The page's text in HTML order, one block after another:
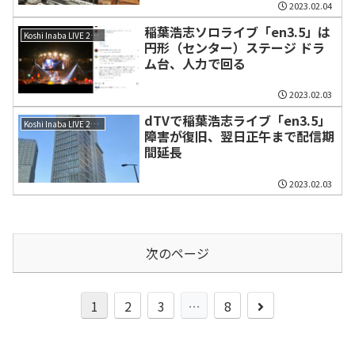
2023.02.04
Koshi Inaba LIVE 2023 〜en3.5〜
稲葉浩志ソロライブ「en3.5」は
円形（センター）ステージ ドラ
ム台、人力で回る
2023.02.03
Koshi Inaba LIVE 2023 〜en3.5〜
dTVで稲葉浩志ライブ「en3.5」
障害が復旧、翌日正午まで配信期
間延長
2023.02.03
次のページ
1 2 3 … 8
次